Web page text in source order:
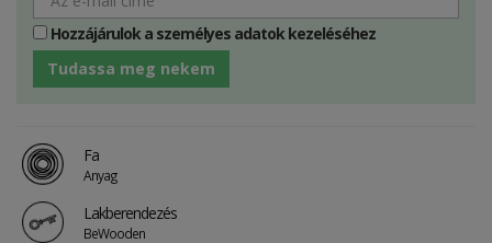
Hozzájárulok a személyes adatok kezeléséhez
Tudassa meg nekem
Fa
Anyag
Lakberendezés
BeWooden